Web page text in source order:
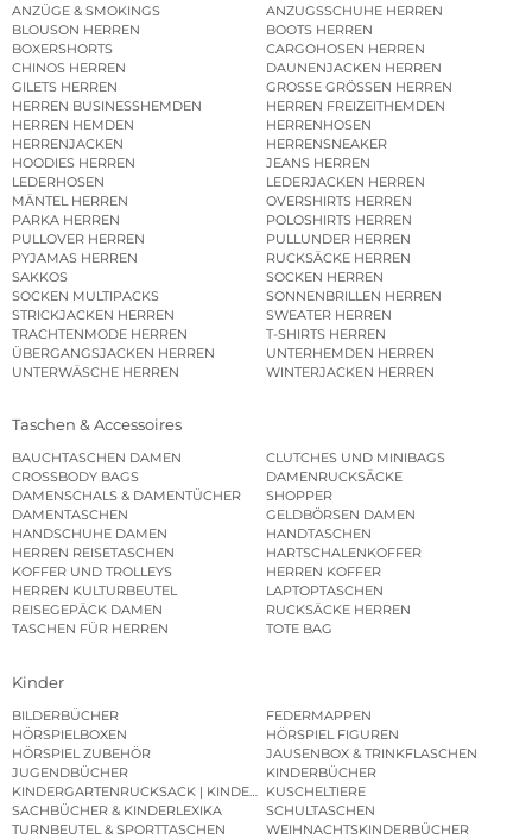
ANZÜGE & SMOKINGS
ANZUGSSCHUHE HERREN
BLOUSON HERREN
BOOTS HERREN
BOXERSHORTS
CARGOHOSEN HERREN
CHINOS HERREN
DAUNENJACKEN HERREN
GILETS HERREN
GROSSE GRÖSSEN HERREN
HERREN BUSINESSHEMDEN
HERREN FREIZEITHEMDEN
HERREN HEMDEN
HERRENHOSEN
HERRENJACKEN
HERRENSNEAKER
HOODIES HERREN
JEANS HERREN
LEDERHOSEN
LEDERJACKEN HERREN
MÄNTEL HERREN
OVERSHIRTS HERREN
PARKA HERREN
POLOSHIRTS HERREN
PULLOVER HERREN
PULLUNDER HERREN
PYJAMAS HERREN
RUCKSÄCKE HERREN
SAKKOS
SOCKEN HERREN
SOCKEN MULTIPACKS
SONNENBRILLEN HERREN
STRICKJACKEN HERREN
SWEATER HERREN
TRACHTENMODE HERREN
T-SHIRTS HERREN
ÜBERGANGSJACKEN HERREN
UNTERHEMDEN HERREN
UNTERWÄSCHE HERREN
WINTERJACKEN HERREN
Taschen & Accessoires
BAUCHTASCHEN DAMEN
CLUTCHES UND MINIBAGS
CROSSBODY BAGS
DAMENRUCKSÄCKE
DAMENSCHALS & DAMENTÜCHER
SHOPPER
DAMENTASCHEN
GELDBÖRSEN DAMEN
HANDSCHUHE DAMEN
HANDTASCHEN
HERREN REISETASCHEN
HARTSCHALENKOFFER
KOFFER UND TROLLEYS
HERREN KOFFER
HERREN KULTURBEUTEL
LAPTOPTASCHEN
REISEGEPÄCK DAMEN
RUCKSÄCKE HERREN
TASCHEN FÜR HERREN
TOTE BAG
Kinder
BILDERBÜCHER
FEDERMAPPEN
HÖRSPIELBOXEN
HÖRSPIEL FIGUREN
HÖRSPIEL ZUBEHÖR
JAUSENBOX & TRINKFLASCHEN
JUGENDBÜCHER
KINDERBÜCHER
KINDERGARTENRUCKSACK | KINDERGARTENBEUTEL
KUSCHELTIERE
SACHBÜCHER & KINDERLEXIKA
SCHULTASCHEN
TURNBEUTEL & SPORTTASCHEN
WEIHNACHTSKINDERBÜCHER